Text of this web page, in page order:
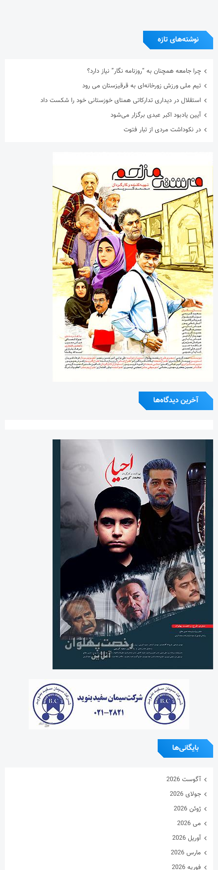
نوشته‌های تازه
چرا جامعه همچنان به “روزنامه نگار” نیاز دارد؟
تیم ملی ورزش زورخانه‌ای به قرقیزستان می رود
استقلال در دیداری تدارکاتی همتای خوزستانی خود را شکست داد
آیین یادبود اکبر عبدی برگزار می‌شود
در نکوداشت مردی از تبار فتوت
آخرین دیدگاه‌ها
بایگانی‌ها
آگوست 2026
جولای 2026
ژوئن 2026
می 2026
آوریل 2026
مارس 2026
فوریه 2026